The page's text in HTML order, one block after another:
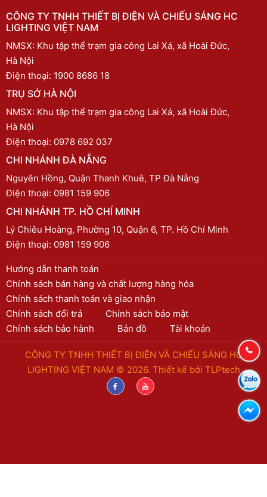
CÔNG TY TNHH THIẾT BỊ ĐIỆN VÀ CHIẾU SÁNG HC
LIGHTING VIỆT NAM
NMSX: Khu tập thể trạm gia công Lai Xá, xã Hoài Đức,
Hà Nội
Điện thoại: 1900 8686 18
TRỤ SỞ HÀ NỘI
NMSX: Khu tập thể trạm gia công Lai Xá, xã Hoài Đức,
Hà Nội
Điện thoại: 0978 692 037
CHI NHÁNH ĐÀ NẴNG
Nguyên Hồng, Quận Thanh Khuê, TP Đà Nẵng
Điện thoại: 0981 159 906
CHI NHÁNH TP. HỒ CHÍ MINH
Lý Chiêu Hoàng, Phường 10, Quận 6, TP. Hồ Chí Minh
Điện thoại: 0981 159 906
Hướng dẫn thanh toán
Chính sách bán hàng và chất lượng hàng hóa
Chính sách thanh toán và giao nhận
Chính sách đổi trả
Chính sách bảo mật
Chính sách bảo hành
Bản đồ Tài khoản
CÔNG TY TNHH THIẾT BỊ ĐIỆN VÀ CHIẾU SÁNG HC
LIGHTING VIỆT NAM © 2026. Thiết kế bởi TLPtech